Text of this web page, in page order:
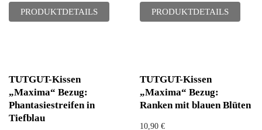
PRODUKTDETAILS PRODUKTDETAILS
TUTGUT-Kissen
„Maxima“ Bezug:
Phantasiestreifen in
Tiefblau
TUTGUT-Kissen
„Maxima“ Bezug:
Ranken mit blauen Blüten
10,90 €